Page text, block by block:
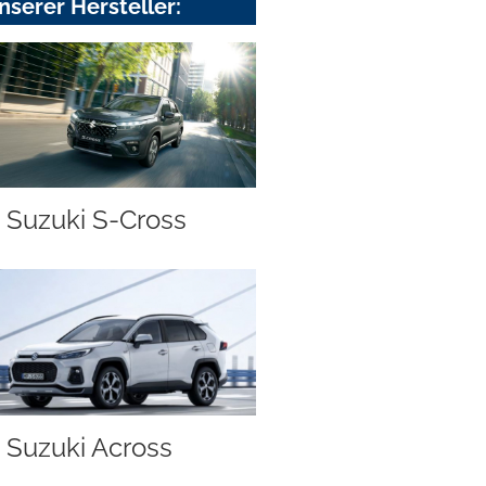
Hersteller:
Suzuki S-Cross
Suzuki Across